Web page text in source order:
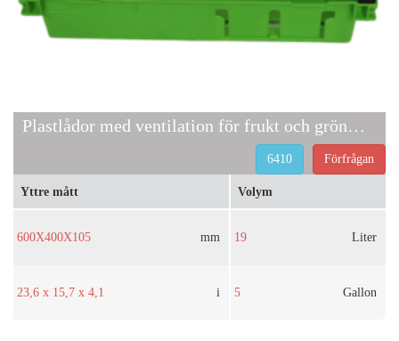
Plastlådor med ventilation för frukt och grönsaker 6410
Förfrågan
6410
Yttre mått
600X400X105 mm
23,6 x 15,7 x 4,1 i
Volym
19 Liter
5 Gallon